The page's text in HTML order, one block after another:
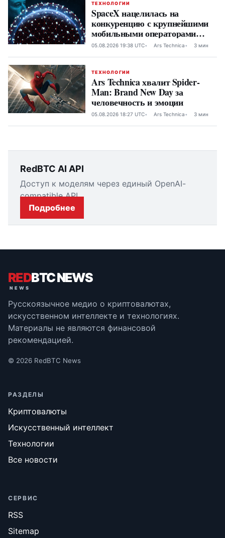
ТЕХНОЛОГИИ
SpaceX нацелилась на
конкуренцию с крупнейшими
мобильными операторами
США через Starlink Mobile
05.08.2026 19:38 UTC Ars Technica 3 мин
ТЕХНОЛОГИИ
Ars Technica хвалит Spider-
Man: Brand New Day за
человечность и эмоции
05.08.2026 18:27 UTC Ars Technica 3 мин
RedBTC AI API
Доступ к моделям через единый OpenAI-
compatible API.
Подробнее
REDBTC NEWS
Русскоязычное медио о криптовалютах,
искусственном интеллекте и технологиях.
Материалы не являются финансовой
рекомендацией.
© 2026 RedBTC News
РАЗДЕЛЫ
Криптовалюты
Искусственный интеллект
Технологии
Все новости
СЕРВИС
RSS
Sitemap